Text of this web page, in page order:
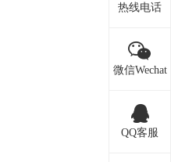
热线电话
微信Wechat
QQ客服